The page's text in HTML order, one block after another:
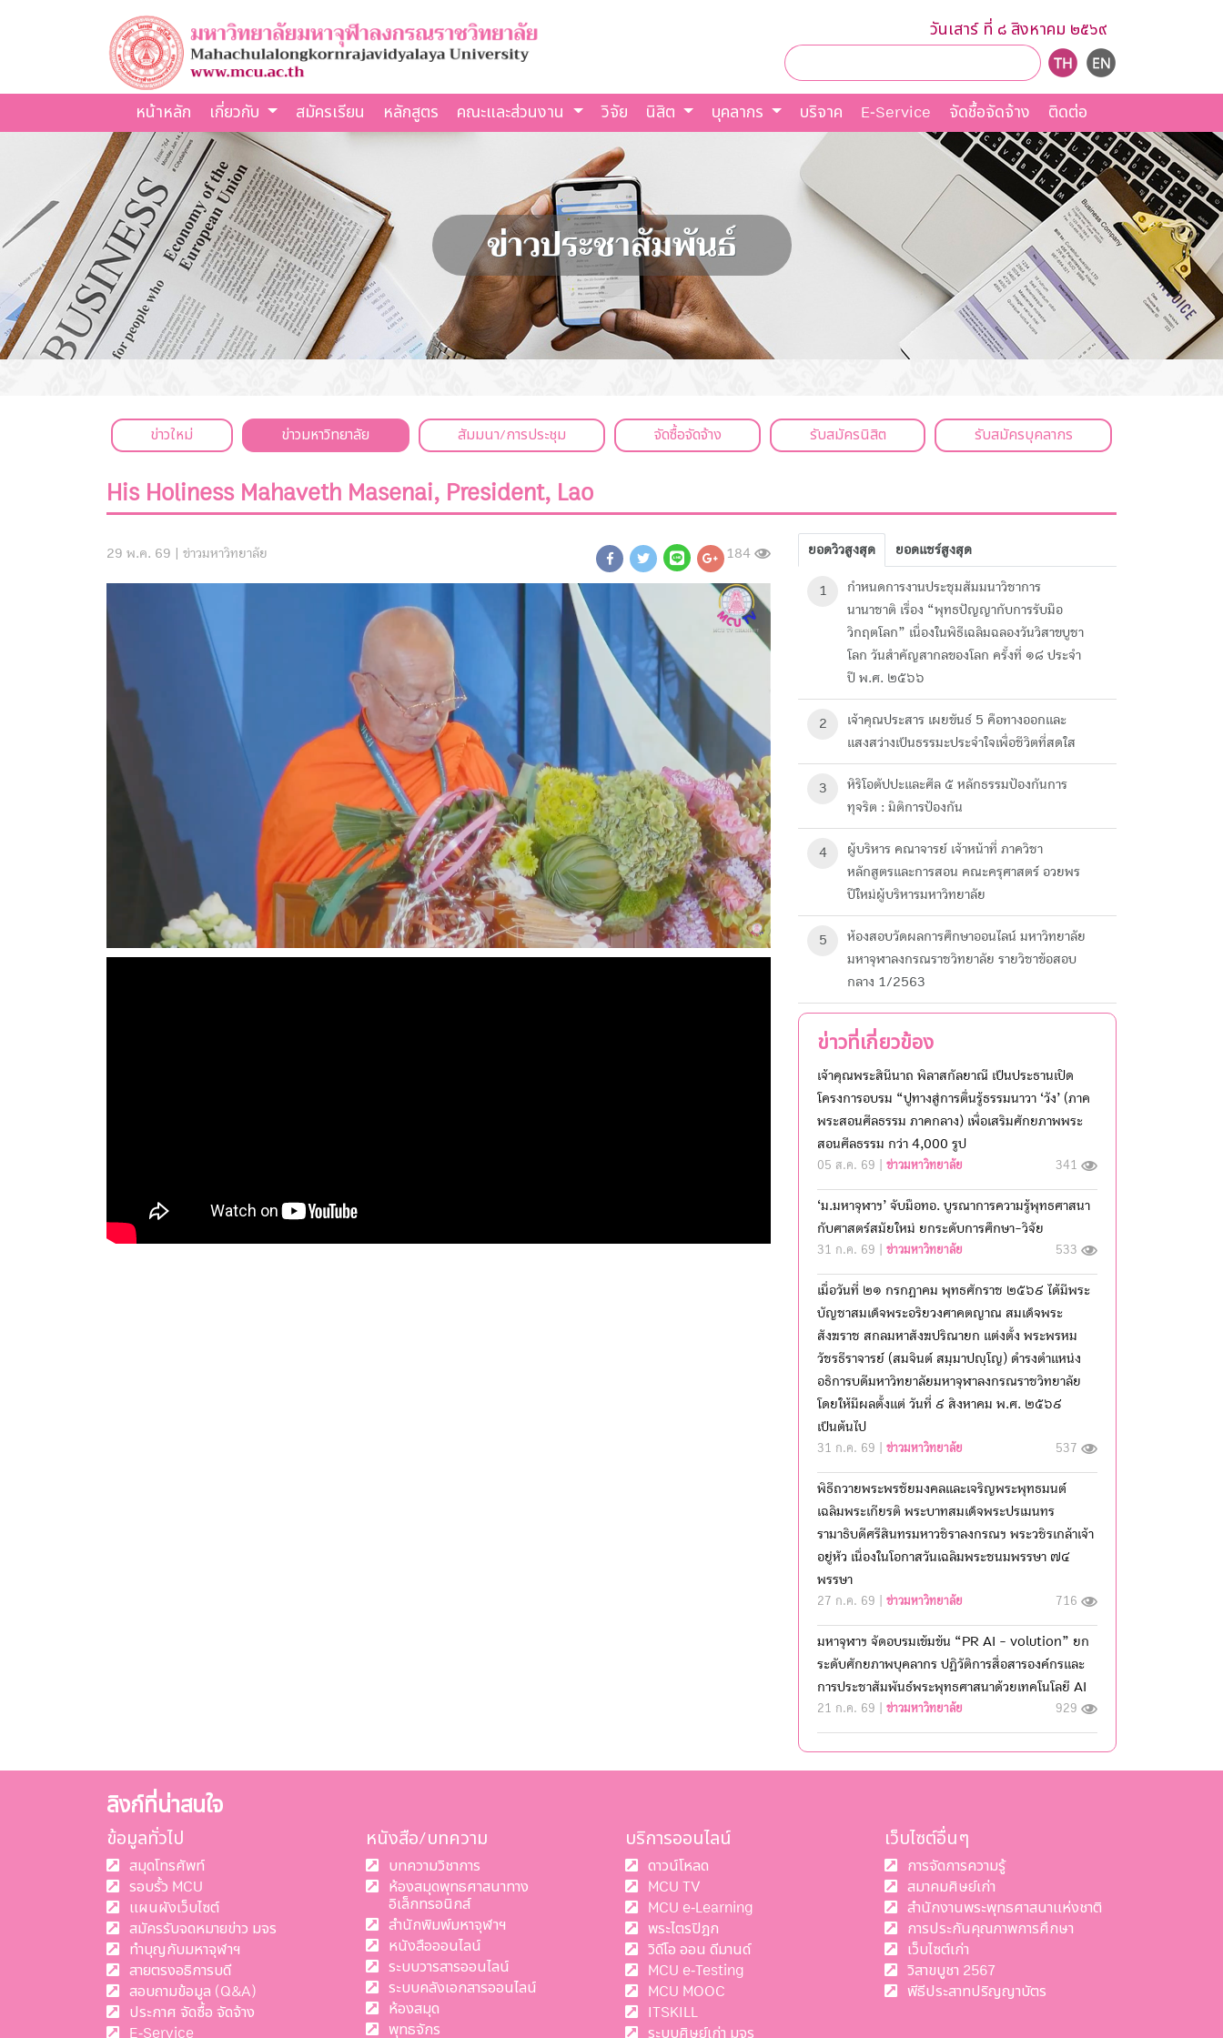
วันเสาร์ ที่ ๘ สิงหาคม ๒๕๖๙
หน้าหลัก เกี่ยวกับ สมัครเรียน หลักสูตร คณะและส่วนงาน วิจัย นิสิต บุคลากร บริจาค E-Service จัดชื้อจัดจ้าง ติดต่อ
ข่าวประชาสัมพันธ์
ข่าวใหม่ ข่าวมหาวิทยาลัย สัมมนา/การประชุม จัดซื้อจัดจ้าง รับสมัครนิสิต รับสมัครบุคลากร
His Holiness Mahaveth Masenai, President, Lao
29 พ.ค. 69 | ข่าวมหาวิทยาลัย 184 ยอดวิวสูงสุด ยอดแชร์สูงสุด
1
กำหนดการงานประชุมสัมมนาวิชาการ
นานาชาติ เรื่อง “พุทธปัญญากับการรับมือ
วิกฤตโลก” เนื่องในพิธีเฉลิมฉลองวันวิสาขบูชา
โลก วันสำคัญสากลของโลก ครั้งที่ ๑๘ ประจำ
ปี พ.ศ. ๒๕๖๖
2
เจ้าคุณประสาร เผยขันธ์ 5 คือทางออกและ
แสงสว่างเป็นธรรมะประจำใจเพื่อชีวิตที่สดใส
3
หิริโอตัปปะและศีล ๕ หลักธรรมป้องกันการ
ทุจริต : มิติการป้องกัน
4
ผู้บริหาร คณาจารย์ เจ้าหน้าที่ ภาควิชา
หลักสูตรและการสอน คณะครุศาสตร์ อวยพร
ปีใหม่ผู้บริหารมหาวิทยาลัย
5
ห้องสอบวัดผลการศึกษา​ออนไลน์ มหาวิทยาลัย​
มหา​จุฬาลงกรณ​ราช​วิทยาลัย​ รายวิชาข้อสอบ
กลาง 1/2563
ข่าวที่เกี่ยวข้อง
เจ้าคุณพระสินีนาถ พิลาสกัลยาณี เป็นประธานเปิด
โครงการอบรม “ปูทางสู่การตื่นรู้ธรรมนาวา ‘วัง’ (ภาค
พระสอนศีลธรรม ภาคกลาง) เพื่อเสริมศักยภาพพระ
สอนศีลธรรม กว่า 4,000 รูป
05 ส.ค. 69 | ข่าวมหาวิทยาลัย 341
‘ม.มหาจุฬาฯ’ จับมือทอ. บูรณาการความรู้พุทธศาสนา
กับศาสตร์สมัยใหม่ ยกระดับการศึกษา-วิจัย
31 ก.ค. 69 | ข่าวมหาวิทยาลัย 533
เมื่อวันที่ ๒๑ กรกฎาคม พุทธศักราช ๒๕๖๙ ได้มีพระ
บัญชาสมเด็จพระอริยวงศาคตญาณ สมเด็จพระ
สังฆราช สกลมหาสังฆปริณายก แต่งตั้ง พระพรหม
วัชรธีราจารย์ (สมจินต์ สมฺมาปญฺโญ) ดำรงตำแหน่ง
อธิการบดีมหาวิทยาลัยมหาจุฬาลงกรณราชวิทยาลัย
โดยให้มีผลตั้งแต่ วันที่ ๙ สิงหาคม พ.ศ. ๒๕๖๙
เป็นต้นไป
31 ก.ค. 69 | ข่าวมหาวิทยาลัย 537
พิธีถวายพระพรชัยมงคลและเจริญพระพุทธมนต์
เฉลิมพระเกียรติ พระบาทสมเด็จพระปรเมนทร
รามาธิบดีศรีสินทรมหาวชิราลงกรณฯ พระวชิรเกล้าเจ้า
อยู่หัว เนื่องในโอกาสวันเฉลิมพระชนมพรรษา ๗๔
พรรษา
27 ก.ค. 69 | ข่าวมหาวิทยาลัย 716
มหาจุฬาฯ จัดอบรมเข้มข้น “PR AI - volution” ยก
ระดับศักยภาพบุคลากร ปฏิวัติการสื่อสารองค์กรและ
การประชาสัมพันธ์พระพุทธศาสนาด้วยเทคโนโลยี AI
21 ก.ค. 69 | ข่าวมหาวิทยาลัย 929
ลิงก์ที่น่าสนใจ
ข้อมูลทั่วไป
สมุดโทรศัพท์
รอบรั้ว MCU
แผนผังเว็บไซต์
สมัครรับจดหมายข่าว มจร
ทำบุญกับมหาจุฬาฯ
สายตรงอธิการบดี
สอบถามข้อมูล (Q&A)
ประกาศ จัดซื้อ จัดจ้าง
E-Service
หนังสือ/บทความ
บทความวิชาการ
ห้องสมุดพุทธศาสนาทาง
อิเล็กทรอนิกส์
สำนักพิมพ์มหาจุฬาฯ
หนังสือออนไลน์
ระบบวารสารออนไลน์
ระบบคลังเอกสารออนไลน์
ห้องสมุด
พุทธจักร
บริการออนไลน์
ดาวน์โหลด
MCU TV
MCU e-Learning
พระไตรปิฎก
วิดีโอ ออน ดีมานด์
MCU e-Testing
MCU MOOC
ITSKILL
ระบบศิษย์เก่า มจร
เว็บไซต์อื่นๆ
การจัดการความรู้
สมาคมศิษย์เก่า
สำนักงานพระพุทธศาสนาแห่งชาติ
การประกันคุณภาพการศึกษา
เว็บไซต์เก่า
วิสาขบูชา 2567
พีธีประสาทปริญญาบัตร